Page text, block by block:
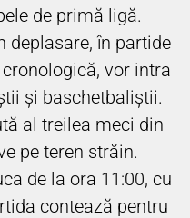
de primă ligă.
deplasare, în partide
vor intra
și baschetbaliștii.
al treilea meci din
pe teren străin.
de la ora 11:00, cu
contează pentru